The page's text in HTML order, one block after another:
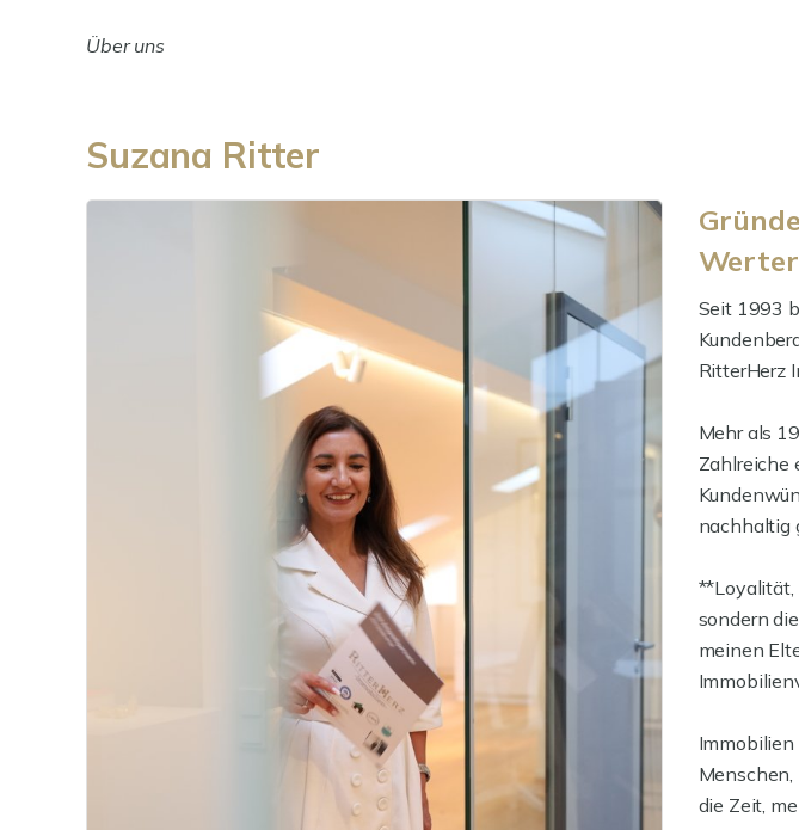
Über uns
Suzana Ritter
Seit 1993
RitterHerz
Mehr als
Zahlreiche
nachhaltig
**Loyalität,
sondern
meinen
die Zeit,